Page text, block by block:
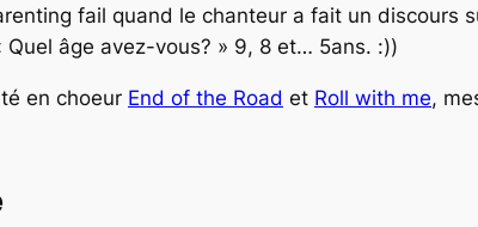
fail quand le chanteur a fait un discours
âge avez-vous? » 9, 8 et… 5ans. :))
en choeur End of the Road et Roll with me,